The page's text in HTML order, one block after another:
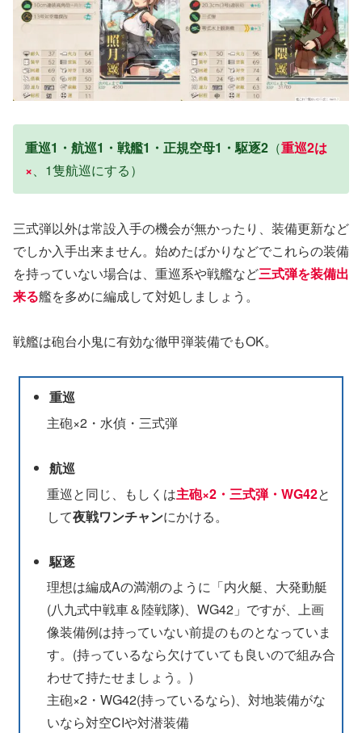
重巡1・航巡1・戦艦1・正規空母1・駆逐2 （重巡2は
×、1隻航巡にする）
三式弾以外は常設入手の機会が無かったり、装備更新など
でしか入手出来ません。始めたばかりなどでこれらの装備
を持っていない場合は、重巡系や戦艦など三式弾を装備出
来る艦を多めに編成して対処しましょう。
戦艦は砲台小鬼に有効な徹甲弾装備でもOK。
重巡
主砲×2・水偵・三式弾
航巡
重巡と同じ、もしくは主砲×2・三式弾・WG42と
して夜戦ワンチャンにかける。
駆逐
理想は編成Aの満潮のように「内火艇、大発動艇
(八九式中戦車＆陸戦隊)、WG42」ですが、上画
像装備例は持っていない前提のものとなっていま
す。(持っているなら欠けていても良いので組み合
わせて持たせましょう。)
主砲×2・WG42(持っているなら)、対地装備がな
いなら対空CIや対潜装備